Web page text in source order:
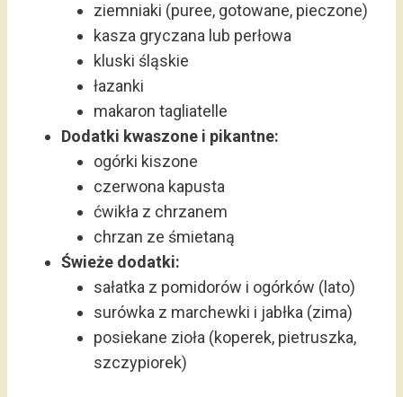
ziemniaki (puree, gotowane, pieczone)
kasza gryczana lub perłowa
kluski śląskie
łazanki
makaron tagliatelle
Dodatki kwaszone i pikantne:
ogórki kiszone
czerwona kapusta
ćwikła z chrzanem
chrzan ze śmietaną
Świeże dodatki:
sałatka z pomidorów i ogórków (lato)
surówka z marchewki i jabłka (zima)
posiekane zioła (koperek, pietruszka,
szczypiorek)